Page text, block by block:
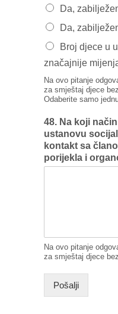
Da,
Da,
Broj djece u
značajnije
Na ovo pitanje
za smještaj djece
Odaberite samo
48. Na koji
ustanovu
kontakt sa
porijekla i
Na ovo pitanje
za smještaj djece
Pošalji